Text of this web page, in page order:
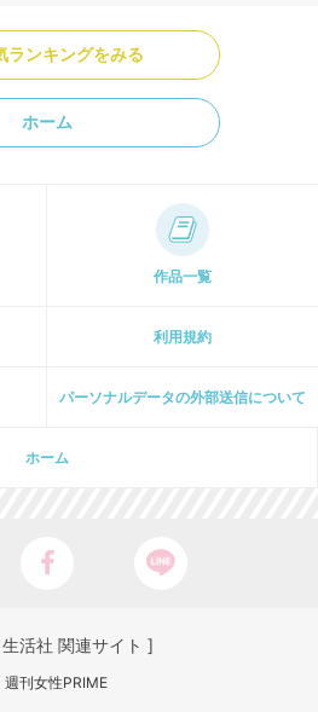
ランキングをみる
ホーム
作品一覧
利用規約
パーソナルデータの外部送信について
ホーム
活社 関連サイト ]
週刊女性PRIME